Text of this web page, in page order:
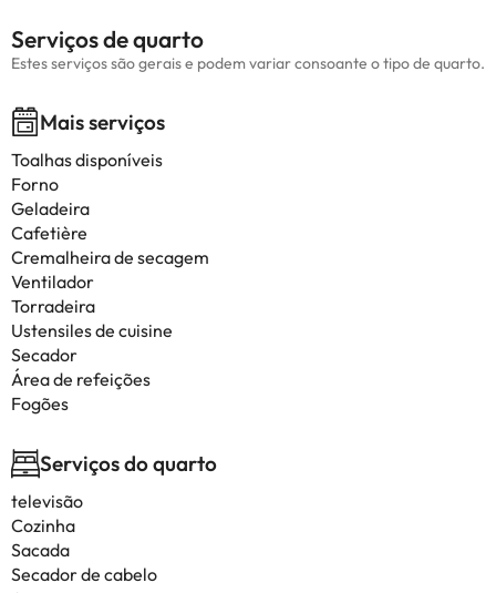
Serviços de quarto
Estes serviços são gerais e podem variar consoante o tipo de quarto.
Mais serviços
Toalhas disponíveis
Forno
Geladeira
Cafetière
Cremalheira de secagem
Ventilador
Torradeira
Ustensiles de cuisine
Secador
Área de refeições
Fogões
Serviços do quarto
televisão
Cozinha
Sacada
Secador de cabelo